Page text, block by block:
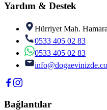
Yardım & Destek
Hürriyet Mah.
0533 405 02 83
0533 405 02 83
Bağlantılar